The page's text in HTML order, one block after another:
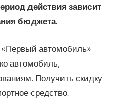
действия зависит
бюджета.
автомобиль»
автомобиль,
Получить скидку
средство.